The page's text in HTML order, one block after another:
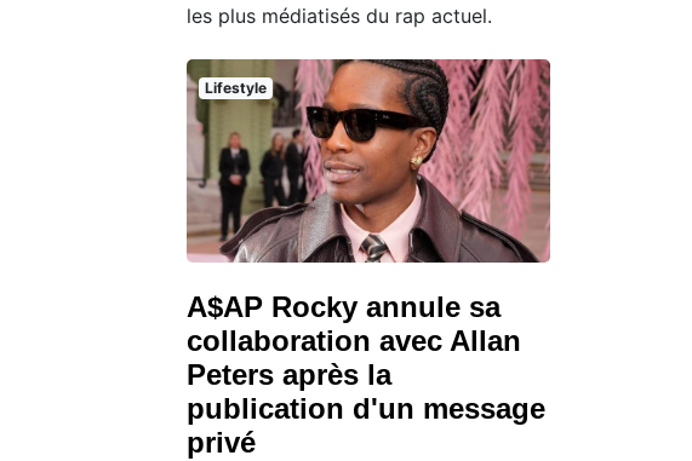
les plus médiatisés du rap actuel.
Lifestyle
A$AP Rocky annule sa
collaboration avec Allan
Peters après la
publication d'un message
privé